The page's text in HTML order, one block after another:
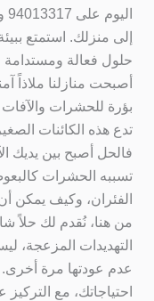
إلى منزلك. استمتع
حلول فعالة ومستدامة
أصبحت منازلنا ملاذاً
بؤرة للحشرات والآفات
تدع هذه الكائنات
فالحل أصبح بين يديك
تسببه الحشرات
الفئران، وكيف يمكن
من هنا، نُقدم لك حلاً
التهديدات المزعجة،
عدم عودتها مرة
احتياجاتك، مع